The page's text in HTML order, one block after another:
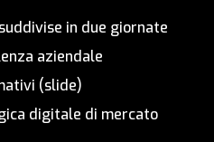
in due giornate
aziendale
(slide)
digitale di mercato